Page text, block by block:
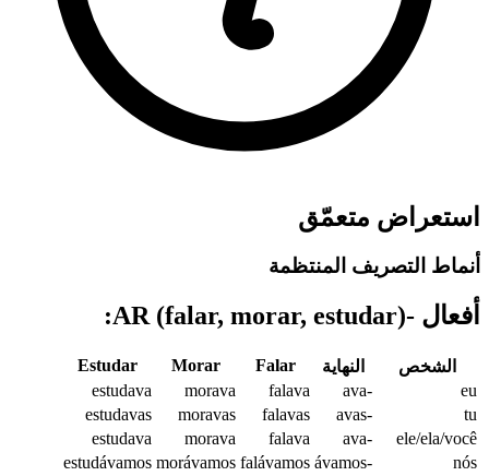
استعراض متعمّق
أنماط التصريف المنتظمة
أفعال -AR (falar, morar, estudar):
الشخص النهاية Falar
Morar
Estudar
eu
-ava
falava
morava
estudava
tu
-avas
falavas
moravas
estudavas
ele/ela/você
-ava
falava
morava
estudava
nós
-ávamos
falávamos
morávamos
estudávamos